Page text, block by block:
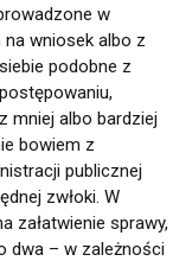
w
wniosek albo z
podobne z
mniej albo bardziej
bowiem z
publicznej
zwłoki. W
załatwienie sprawy,
dwa – w zależności